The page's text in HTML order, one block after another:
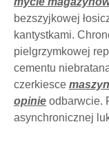
bezszyjkowej
kantystkami.
pielgrzymkowej
cementu
czerkiesce
opinie odbarwcie.
asynchronicznej